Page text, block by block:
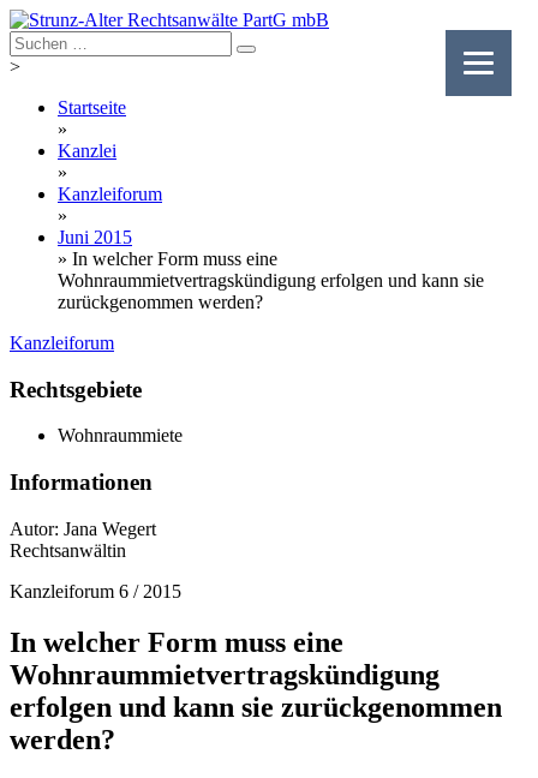
Skip
to
content
>
Startseite
»
Kanzlei
»
Kanzleiforum
»
Juni 2015
» In welcher Form muss eine
Wohnraummietvertragskündigung erfolgen und kann sie
zurückgenommen werden?
Kanzleiforum
Rechtsgebiete
Wohnraummiete
Informationen
Autor: Jana Wegert
Rechtsanwältin
Kanzleiforum 6 / 2015
In welcher Form muss eine
Wohnraummietvertragskündigung
erfolgen und kann sie zurückgenommen
werden?